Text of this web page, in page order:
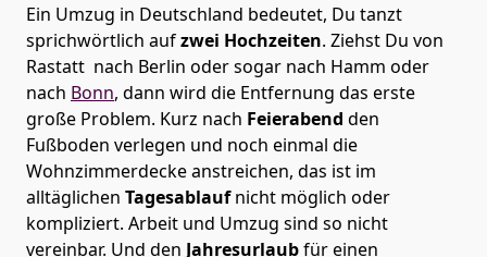
Ein Umzug in Deutschland bedeutet, Du tanzt
sprichwörtlich aufzwei Hochzeiten. Ziehst Du von
Rastatt nach Berlin oder sogar nach Hamm oder
nach Bonn, dann wird die Entfernung das erste
große Problem. Kurz nach Feierabend den
Fußboden verlegen und noch einmal die
Wohnzimmerdecke anstreichen, das ist im
alltäglichen Tagesablaufnicht möglich oder
kompliziert. Arbeit und Umzug sind so nicht
vereinbar. Und den Jahresurlaubfür einen